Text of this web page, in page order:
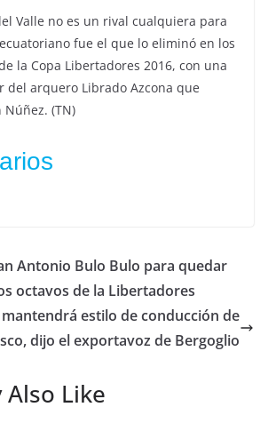
Valle no es un rival cualquiera para
fue el que lo eliminó en los
la Copa Libertadores 2016, con una
del arquero Librado Azcona que
(TN)
Antonio Bulo Bulo para quedar
octavos de la Libertadores
mantendrá estilo de conducción de
dijo el exportavoz de Bergoglio
Also Like